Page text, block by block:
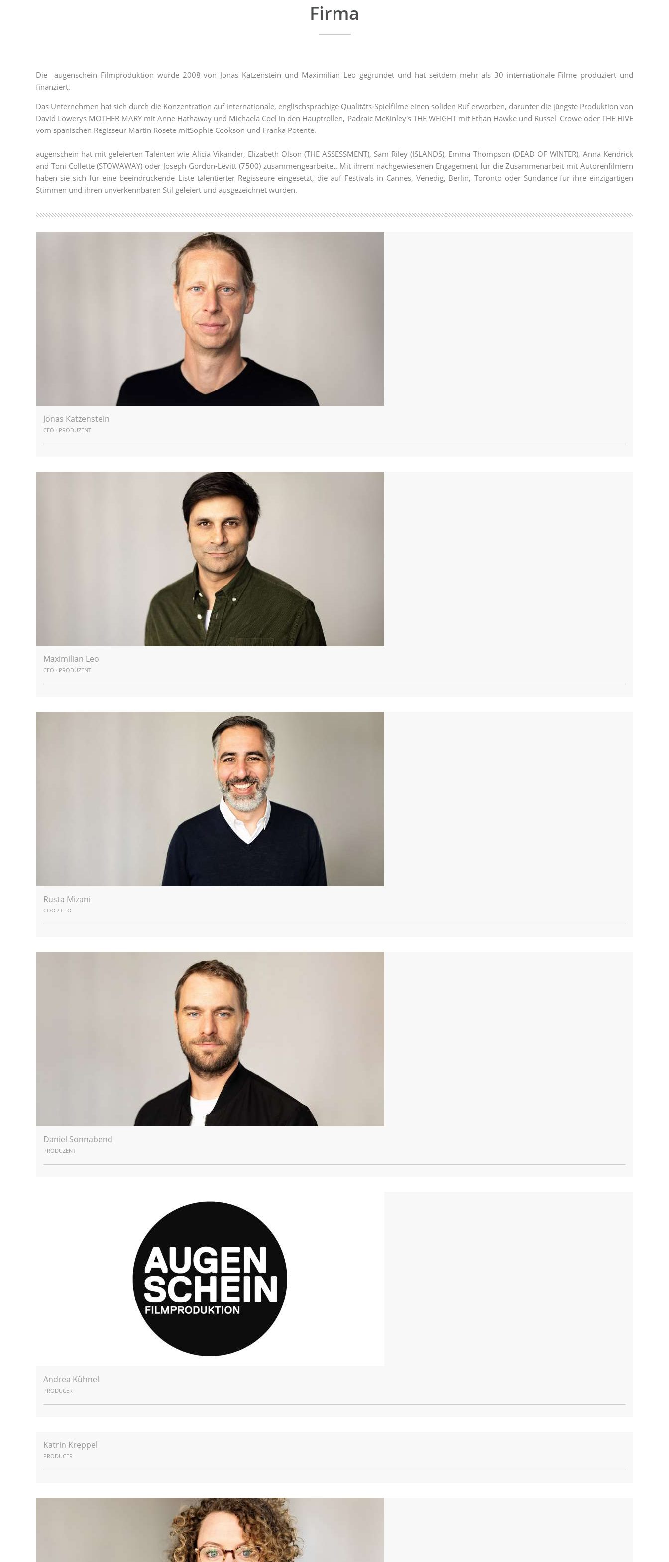
Firma
Die augenschein Filmproduktion wurde 2008 von Jonas Katzenstein und Maximilian Leo gegründet und hat seitdem mehr als 30 internationale Filme produziert und
finanziert.
Das Unternehmen hat sich durch die Konzentration auf internationale, englischsprachige Qualitäts-Spielfilme einen soliden Ruf erworben, darunter die jüngste Produktion von
David Lowerys MOTHER MARY mit Anne Hathaway und Michaela Coel in den Hauptrollen, Padraic McKinley's THE WEIGHT mit Ethan Hawke und Russell Crowe oder THE HIVE
vom spanischen Regisseur Martín Rosete mitSophie Cookson und Franka Potente.
augenschein hat mit gefeierten Talenten wie Alicia Vikander, Elizabeth Olson (THE ASSESSMENT), Sam Riley (ISLANDS), Emma Thompson (DEAD OF WINTER), Anna Kendrick
and Toni Collette (STOWAWAY) oder Joseph Gordon-Levitt (7500) zusammengearbeitet. Mit ihrem nachgewiesenen Engagement für die Zusammenarbeit mit Autorenfilmern
haben sie sich für eine beeindruckende Liste talentierter Regisseure eingesetzt, die auf Festivals in Cannes, Venedig, Berlin, Toronto oder Sundance für ihre einzigartigen
Stimmen und ihren unverkennbaren Stil gefeiert und ausgezeichnet wurden.
Jonas Katzenstein
CEO · PRODUZENT
Maximilian Leo
CEO · PRODUZENT
Rusta Mizani
COO / CFO
Daniel Sonnabend
PRODUZENT
Andrea Kühnel
PRODUCER
Katrin Kreppel
PRODUCER